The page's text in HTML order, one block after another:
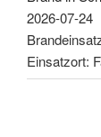
2026-07-24
Einsatzort: